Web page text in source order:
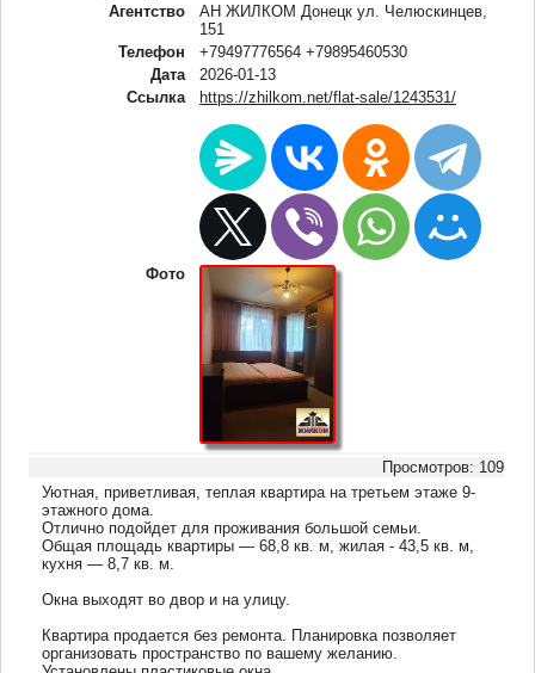
Агентство
АН ЖИЛКОМ Донецк ул. Челюскинцев,
151
Телефон
+79497776564 +79895460530
Дата
2026-01-13
Ссылка
https://zhilkom.net/flat-sale/1243531/
Фото
Просмотров: 109
Уютная, приветливая, теплая квартира на третьем этаже 9-
этажного дома.
Отлично подойдет для проживания большой семьи.
Общая площадь квартиры — 68,8 кв. м, жилая - 43,5 кв. м,
кухня — 8,7 кв. м.
​Окна выходят во двор и на улицу.
Квартира продается без ремонта. Планировка позволяет
организовать пространство по вашему желанию.